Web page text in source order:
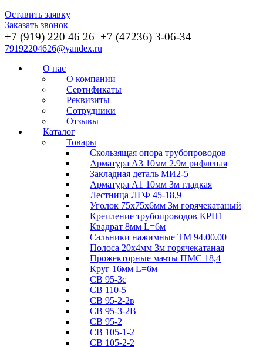
Оставить заявку
Заказать звонок
+7 (919) 220 46 26 +7 (47236) 3-06-34
79192204626@yandex.ru
О нас
О компании
Сертификаты
Реквизиты
Сотрудники
Отзывы
Каталог
Товары
Скользящая опора трубопроводов
Арматура А3 10мм 2.9м рифленая
Закладная деталь МИ2-5
Арматура А1 10мм 3м гладкая
Лестница ЛГФ 45-18,9
Уголок 75х75х6мм 3м горячекатаный
Крепление трубопроводов КРП1
Квадрат 8мм L=6м
Сальники нажимные ТМ 94.00.00
Полоса 20х4мм 3м горячекатаная
Прожекторные мачты ПМС 18,4
Круг 16мм L=6м
СВ 95-3с
СВ 110-5
СВ 95-2-2в
СВ 95-3-2В
СВ 95-2
СВ 105-1-2
СВ 105-2-2